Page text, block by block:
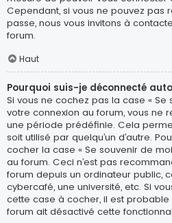
Cependant, si vous ne pouvez pas
passe, nous vous invitons à
forum.
Haut
Pourquoi suis-je déconnecté
Si vous ne cochez pas la case « Se
votre connexion au forum, vous ne
une période prédéfinie. Cela
soit utilisé par quelqu’un d’autre.
cocher la case « Se souvenir de
au forum. Ceci n’est pas
forum depuis un ordinateur public,
cybercafé, une université, etc. Si
cette case à cocher, il est probable
forum ait désactivé cette